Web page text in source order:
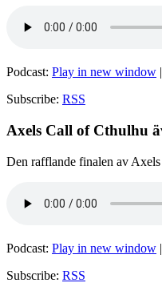
Podcast: Play in new window
Subscribe: RSS
Axels Call of Cthulhu
Den rafflande finalen av
Podcast: Play in new window |
Subscribe: RSS